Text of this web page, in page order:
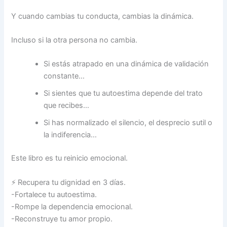
Y cuando cambias tu conducta, cambias la dinámica.
Incluso si la otra persona no cambia.
Si estás atrapado en una dinámica de validación
constante…
Si sientes que tu autoestima depende del trato
que recibes…
Si has normalizado el silencio, el desprecio sutil o
la indiferencia…
Este libro es tu reinicio emocional.
⚡ Recupera tu dignidad en 3 días.
-Fortalece tu autoestima.
-Rompe la dependencia emocional.
-Reconstruye tu amor propio.